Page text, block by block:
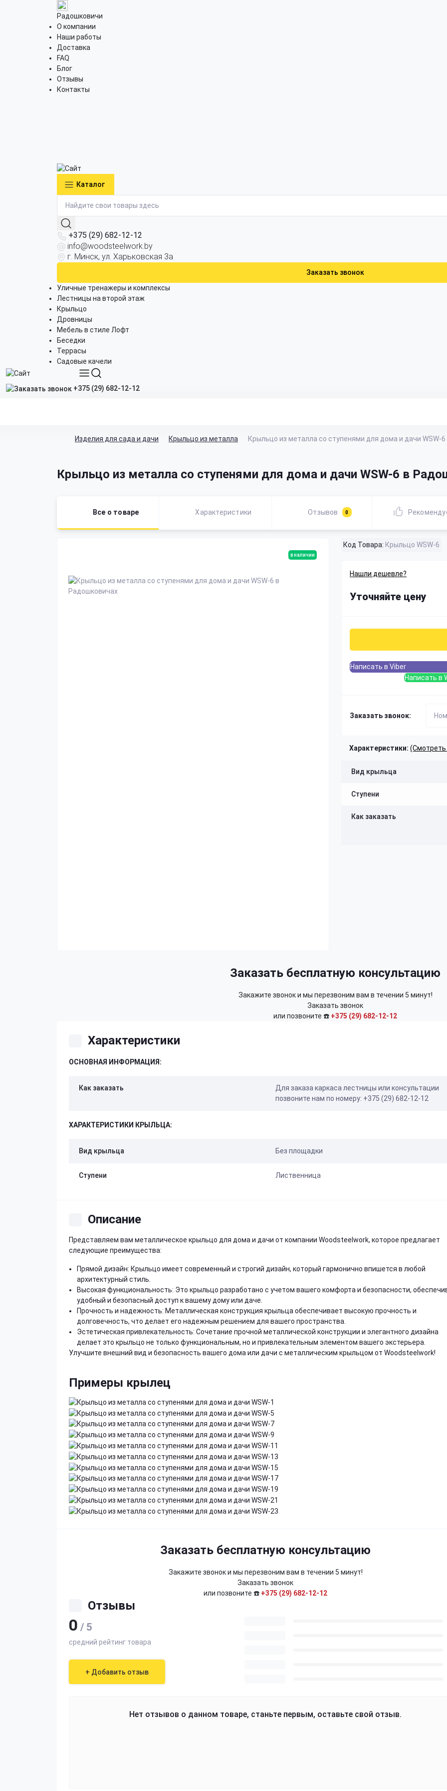
Радошковичи
О компании
Наши работы
Доставка
FAQ
Блог
Отзывы
Контакты
Каталог
+375 (29) 682-12-12
info@woodsteelwork.by
г. Минск, ул. Харьковская 3а
Заказать звонок
Уличные тренажеры и комплексы
Лестницы на второй этаж
Крыльцо
Дровницы
Мебель в стиле Лофт
Беседки
Террасы
Садовые качели
+375 (29) 682-12-12
Изделия для сада и дачи Крыльцо из металла Крыльцо из металла со ступенями для дома и дачи WSW-6
Крыльцо из металла со ступенями для дома и дачи WSW-6 в
Все о товаре Характеристики Отзывов 0
в наличии
Код Товара: Крыльцо WSW-6
Нашли дешевле?
Уточняйте цену
Написать в Viber
Написать в
Заказать звонок:
Характеристики: (Смотреть
Вид крыльца
Ступени
Как заказать
Заказать бесплатную консультацию
Закажите звонок и мы перезвоним вам в течении 5 минут!
Заказать звонок
или позвоните ☎️ +375 (29) 682-12-12
Характеристики
ОСНОВНАЯ ИНФОРМАЦИЯ:
Как заказать
Для заказа каркаса лестницы или консультации
позвоните нам по номеру: +375 (29) 682-12-12
ХАРАКТЕРИСТИКИ КРЫЛЬЦА:
Вид крыльца Без площадки
Ступени Лиственница
Описание
Представляем вам металлическое крыльцо для дома и дачи от компании Woodsteelwork, которое предлагает
следующие преимущества:
Прямой дизайн: Крыльцо имеет современный и строгий дизайн, который гармонично впишется в любой
архитектурный стиль.
Высокая функциональность: Это крыльцо разработано с учетом вашего комфорта и безопасности,
удобный и безопасный доступ к вашему дому или даче.
Прочность и надежность: Металлическая конструкция крыльца обеспечивает высокую прочность и
долговечность, что делает его надежным решением для вашего пространства.
Эстетическая привлекательность: Сочетание прочной металлической конструкции и элегантного дизайна
делает это крыльцо не только функциональным, но и привлекательным элементом вашего экстерьера.
Улучшите внешний вид и безопасность вашего дома или дачи с металлическим крыльцом от Woodsteelwork!
Примеры крылец
Заказать бесплатную консультацию
Закажите звонок и мы перезвоним вам в течении 5 минут!
Заказать звонок
или позвоните ☎️ +375 (29) 682-12-12
Отзывы
0 / 5
средний рейтинг товара
+ Добавить отзыв
Нет отзывов о данном товаре, станьте первым, оставьте свой отзыв.